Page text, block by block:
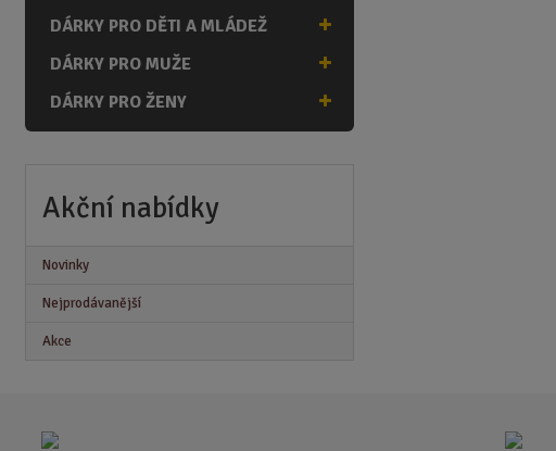
DÁRKY PRO DĚTI A MLÁDEŽ
DÁRKY PRO MUŽE
DÁRKY PRO ŽENY
Akční nabídky
Novinky
Nejprodávanější
Akce